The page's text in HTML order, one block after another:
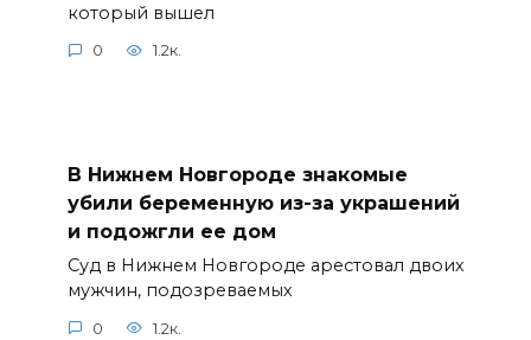
который вышел
0 1.2к.
В Нижнем Новгороде знакомые
убили беременную из-за украшений
и подожгли ее дом
Суд в Нижнем Новгороде арестовал двоих
мужчин, подозреваемых
0 1.2к.